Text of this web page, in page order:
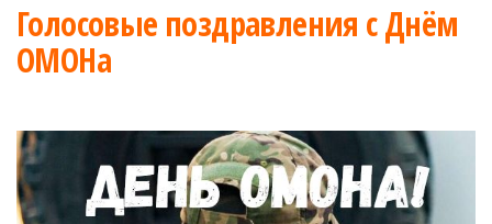
Голосовые поздравления с Днём
ОМОНа